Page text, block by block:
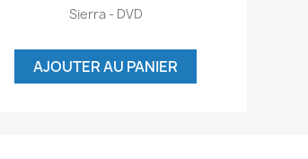
Aperçu rapide
Sierra - DVD
AJOUTER AU PANIER